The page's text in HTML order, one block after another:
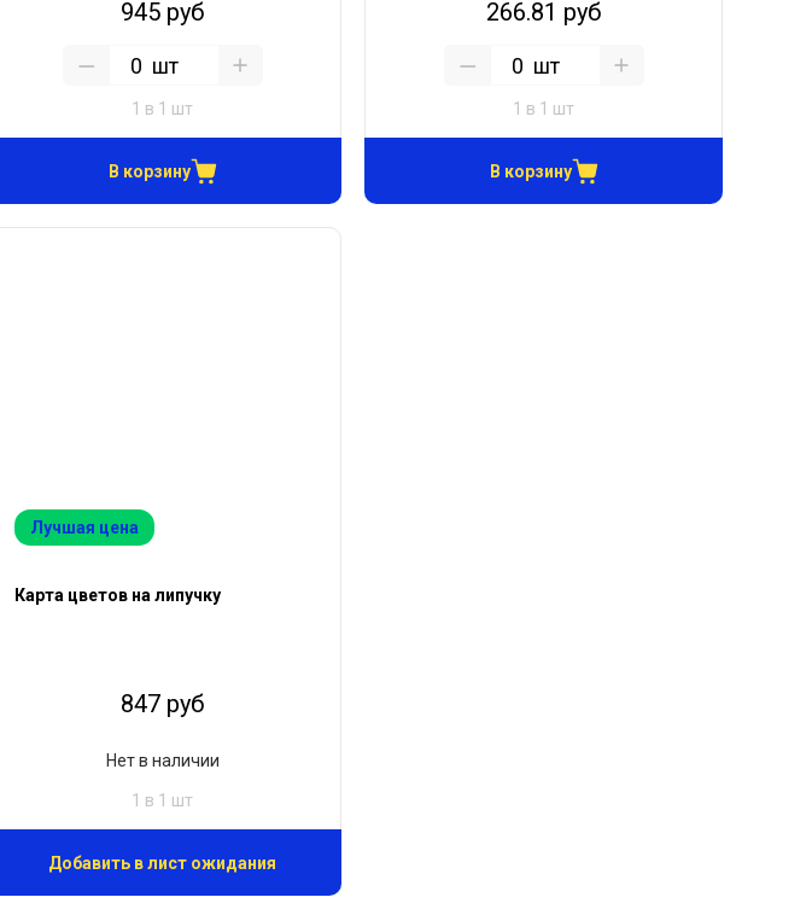
945 руб
шт
1 в 1 шт
В корзину
266.81 руб
шт
1 в 1 шт
В корзину
Лучшая цена
Карта цветов на липучку
847 руб
Нет в наличии
1 в 1 шт
Добавить в лист ожидания